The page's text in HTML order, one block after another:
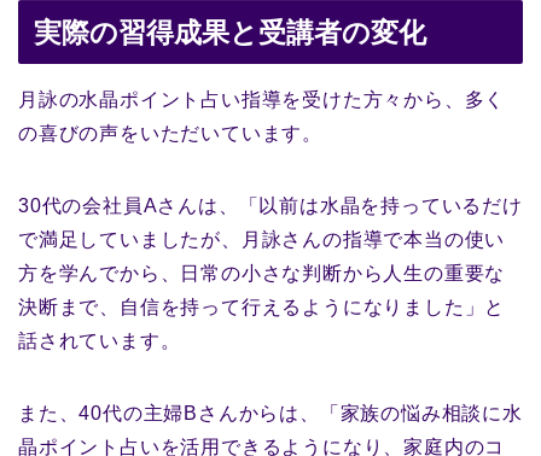
実際の習得成果と受講者の変化
月詠の水晶ポイント占い指導を受けた方々から、多く
の喜びの声をいただいています。
30代の会社員Aさんは、「以前は水晶を持っているだけ
で満足していましたが、月詠さんの指導で本当の使い
方を学んでから、日常の小さな判断から人生の重要な
決断まで、自信を持って行えるようになりました」と
話されています。
また、40代の主婦Bさんからは、「家族の悩み相談に水
晶ポイント占いを活用できるようになり、家庭内のコ